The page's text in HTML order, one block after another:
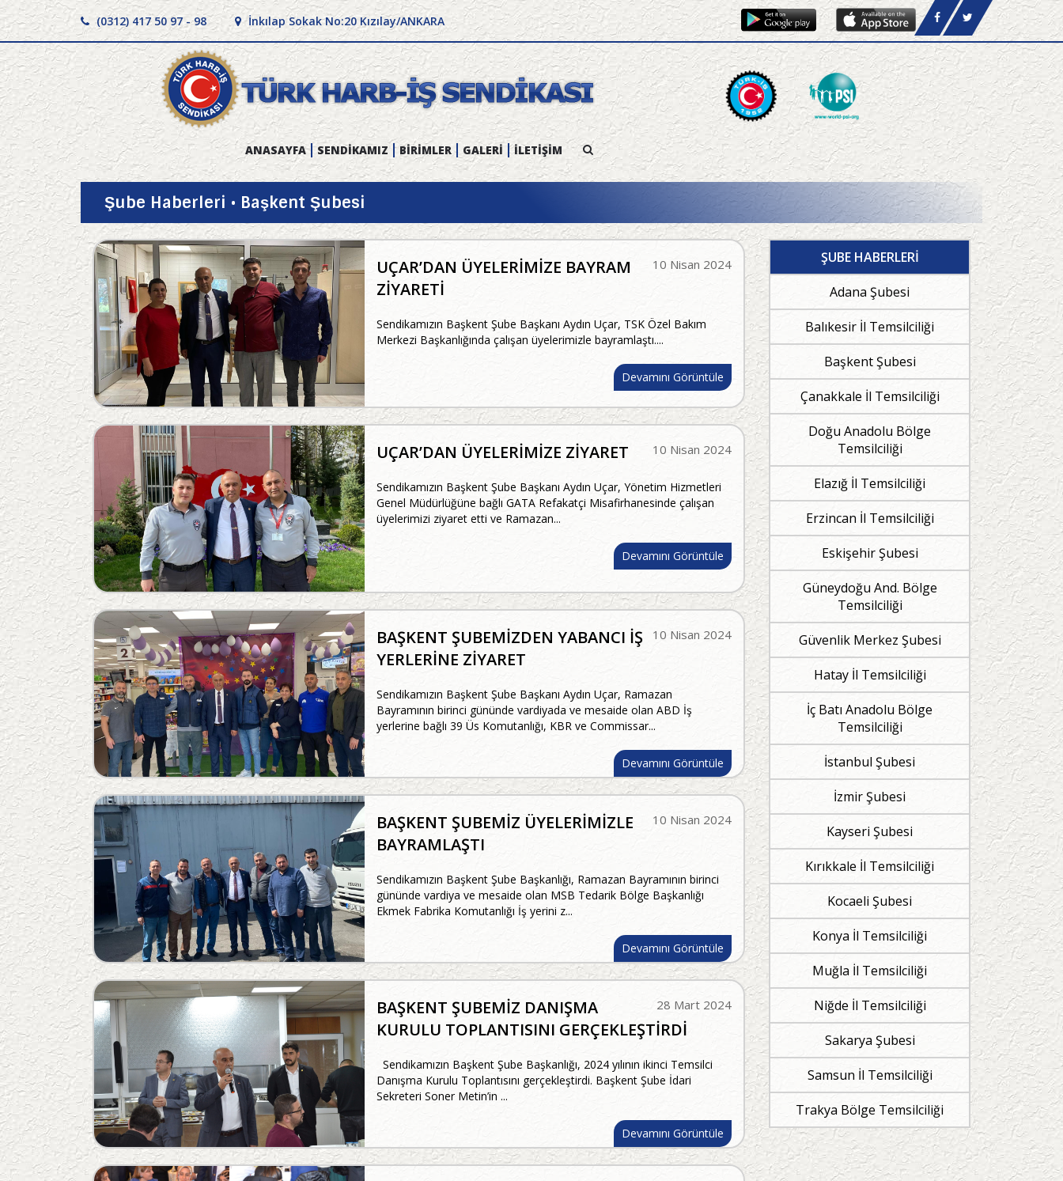
(0312) 417 50 97 - 98 İnkılap Sokak No:20 Kızılay/ANKARA
ANASAYFA SENDİKAMIZ BİRİMLER GALERİ İLETİŞİM
Şube Haberleri • Başkent Şubesi
10 Nisan 2024
UÇAR’DAN ÜYELERİMİZE BAYRAM
ZİYARETİ
Sendikamızın Başkent Şube Başkanı Aydın Uçar, TSK Özel Bakım
Merkezi Başkanlığında çalışan üyelerimizle bayramlaştı....
Devamını Görüntüle
10 Nisan 2024
UÇAR’DAN ÜYELERİMİZE ZİYARET
Sendikamızın Başkent Şube Başkanı Aydın Uçar, Yönetim Hizmetleri
Genel Müdürlüğüne bağlı GATA Refakatçi Misafirhanesinde çalışan
üyelerimizi ziyaret etti ve Ramazan...
Devamını Görüntüle
10 Nisan 2024
BAŞKENT ŞUBEMİZDEN YABANCI İŞ
YERLERİNE ZİYARET
Sendikamızın Başkent Şube Başkanı Aydın Uçar, Ramazan
Bayramının birinci gününde vardiyada ve mesaide olan ABD İş
yerlerine bağlı 39 Üs Komutanlığı, KBR ve Commissar...
Devamını Görüntüle
10 Nisan 2024
BAŞKENT ŞUBEMİZ ÜYELERİMİZLE
BAYRAMLAŞTI
Sendikamızın Başkent Şube Başkanlığı, Ramazan Bayramının birinci
gününde vardiya ve mesaide olan MSB Tedarik Bölge Başkanlığı
Ekmek Fabrika Komutanlığı İş yerini z...
Devamını Görüntüle
28 Mart 2024
BAŞKENT ŞUBEMİZ DANIŞMA
KURULU TOPLANTISINI GERÇEKLEŞTİRDİ
Sendikamızın Başkent Şube Başkanlığı, 2024 yılının ikinci Temsilci
Danışma Kurulu Toplantısını gerçekleştirdi. Başkent Şube İdari
Sekreteri Soner Metin’in ...
Devamını Görüntüle
ŞUBE HABERLERİ
Adana Şubesi
Balıkesir İl Temsilciliği
Başkent Şubesi
Çanakkale İl Temsilciliği
Doğu Anadolu Bölge
Temsilciliği
Elazığ İl Temsilciliği
Erzincan İl Temsilciliği
Eskişehir Şubesi
Güneydoğu And. Bölge
Temsilciliği
Güvenlik Merkez Şubesi
Hatay İl Temsilciliği
İç Batı Anadolu Bölge
Temsilciliği
İstanbul Şubesi
İzmir Şubesi
Kayseri Şubesi
Kırıkkale İl Temsilciliği
Kocaeli Şubesi
Konya İl Temsilciliği
Muğla İl Temsilciliği
Niğde İl Temsilciliği
Sakarya Şubesi
Samsun İl Temsilciliği
Trakya Bölge Temsilciliği